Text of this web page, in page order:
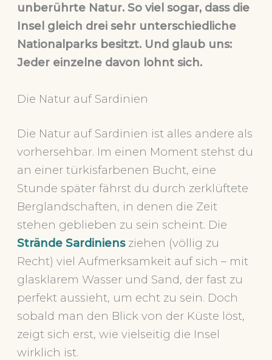
unberührte Natur. So viel sogar, dass die
Insel gleich drei sehr unterschiedliche
Nationalparks besitzt. Und glaub uns:
Jeder einzelne davon lohnt sich.
Die Natur auf Sardinien
Die Natur auf Sardinien ist alles andere als
vorhersehbar. Im einen Moment stehst du
an einer türkisfarbenen Bucht, eine
Stunde später fährst du durch zerklüftete
Berglandschaften, in denen die Zeit
stehen geblieben zu sein scheint. Die
Strände Sardiniensziehen (völlig zu
Recht) viel Aufmerksamkeit auf sich – mit
glasklarem Wasser und Sand, der fast zu
perfekt aussieht, um echt zu sein. Doch
sobald man den Blick von der Küste löst,
zeigt sich erst, wie vielseitig die Insel
wirklich ist.